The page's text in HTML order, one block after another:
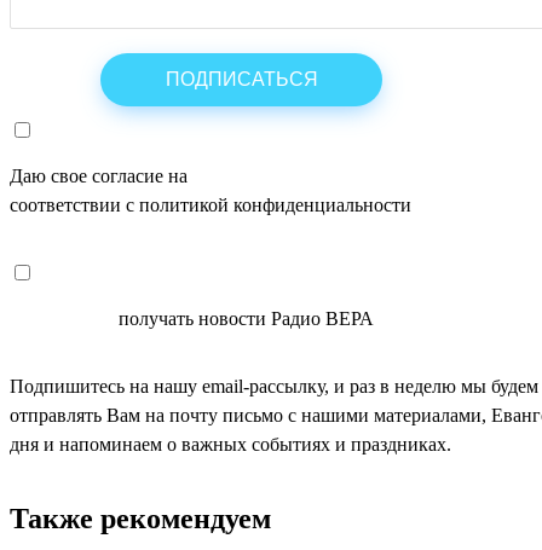
Даю свое согласие на
соответствии с политикой конфиденциальности
получать новости Радио ВЕРА
Подпишитесь на нашу email-рассылку, и раз в неделю мы будем
отправлять Вам на почту письмо с нашими материалами,
дня и напоминаем о важных событиях и праздниках.
Также рекомендуем